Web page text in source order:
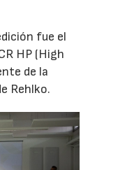
fue el
HP (High
de la
Rehlko.